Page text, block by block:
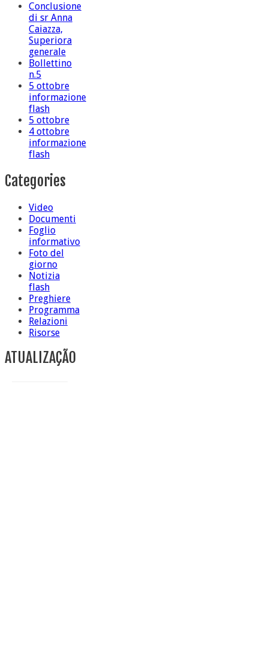
Conclusione
di sr Anna
Caiazza,
Superiora
generale
Bollettino
n.5
5 ottobre
informazione
flash
5 ottobre
4 ottobre
informazione
flash
Categories
Video
Documenti
Foglio
informativo
Foto del
giorno
Notizia
flash
Preghiere
Programma
Relazioni
Risorse
ATUALIZAÇÃO